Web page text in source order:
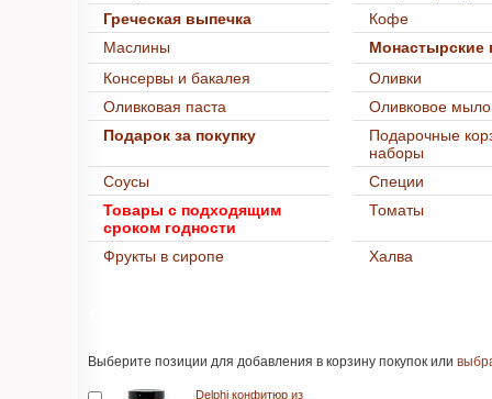
Греческая выпечка
Кофе
Маслины
Монастырские
Консервы и бакалея
Оливки
Оливковая паста
Оливковое мыло
Подарок за покупку
Подарочные
наборы
Соусы
Специи
Товары с подходящим
сроком годности
Томаты
Фрукты в сиропе Халва
Выберите позиции для добавления в корзину покупок или
Delphi конфитюр из